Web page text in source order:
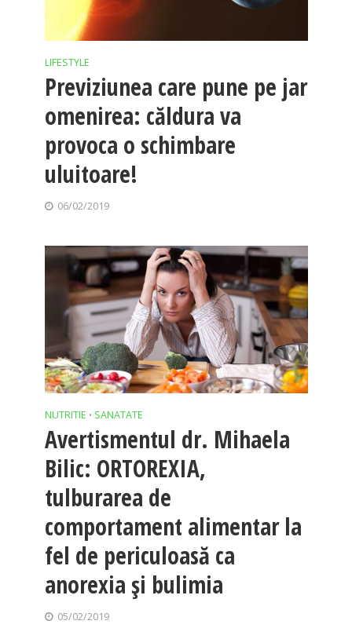
LIFESTYLE
Previziunea care pune pe jar
omenirea: căldura va
provoca o schimbare
uluitoare!
06/02/2019
NUTRITIE • SANATATE
Avertismentul dr. Mihaela
Bilic: ORTOREXIA,
tulburarea de
comportament alimentar la
fel de periculoasă ca
anorexia şi bulimia
05/02/2019